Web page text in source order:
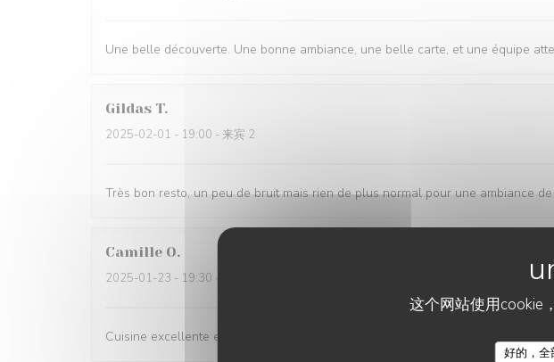
这个网站使用cookie
好的，全
Une belle découverte. Une bonne ambiance, une belle carte, et une équipe
Gildas T
2025-02-01 - 19:00 - 来宾 2
Très bon resto, un peu de bruit mais rien de plus normal pour une ambiance
Camille O
2025-01-23 - 19:30 - 来宾 3
Cuisine excellente et service parfait !